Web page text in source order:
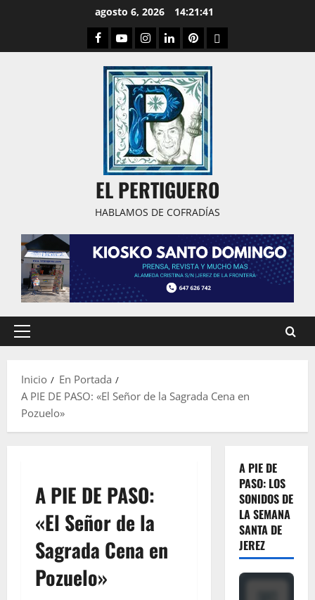
agosto 6, 2026 14:21:42
Facebook
YoutubeInstagram
LinkedPinterestDribbble
EL PERTIGUERO
HABLAMOS DE COFRADÍAS
Menú
Inicio
En Portada
A PIE DE PASO: «El Señor de la Sagrada Cena en
Pozuelo»
A PIE DE PASO:
«El Señor de la
Sagrada Cena en
Pozuelo»
A PIE DE
PASO: LOS
SONIDOS DE
LA SEMANA
SANTA DE
JEREZ